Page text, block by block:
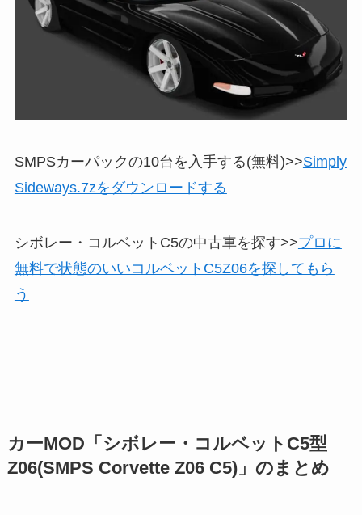
SMPSカーパックの10台を入手する(無料)>>Simply
Sideways.7zをダウンロードする
シボレー・コルベットC5の中古車を探す>>プロに
無料で状態のいいコルベットC5Z06を探してもら
う
カーMOD「シボレー・コルベットC5型
Z06(SMPS Corvette Z06 C5)」のまとめ